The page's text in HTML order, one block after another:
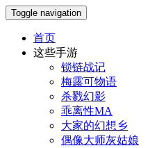
Toggle navigation
首页
这些手游
锁链战记
梅露可物语
杀戮幻影
乖离性MA
大家的幻想乡
偶像大师灰姑娘